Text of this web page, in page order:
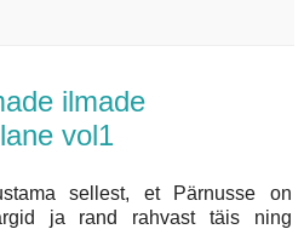
ilmade
vol1
sellest, et Pärnusse on
ja rand rahvast täis ning